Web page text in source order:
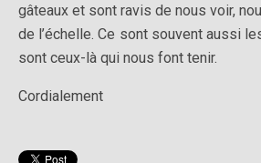
gâteaux et sont ravis de nous voir,
de l’échelle. Ce sont souvent aussi
sont ceux-là qui nous font tenir.
Cordialement